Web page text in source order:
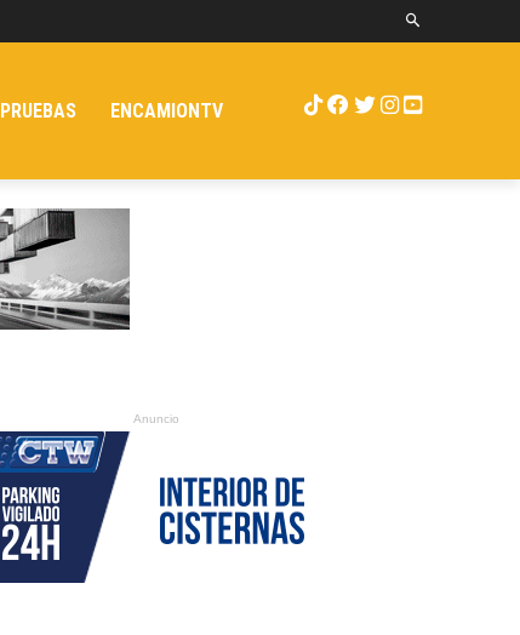
PRUEBAS ENCAMIONTV
Anuncio